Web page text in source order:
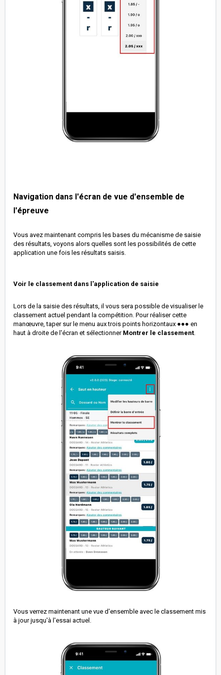
Navigation dans l'écran de vue d'ensemble de
l'épreuve
Vous avez maintenant compris les bases du mécanisme de saisie
des résultats, voyons alors quelles sont les possibilités de cette
application une fois les résultats saisis.
Voir le classement dans l'application de saisie
Lors de la saisie des résultats, il vous sera possible de visualiser le
classement actuel pendant la compétition. Pour réaliser cette
manœuvre, taper sur le menu aux trois points horizontaux ●●● en
haut à droite de l'écran et sélectionner Montrer le classement.
Vous verrez maintenant une vue d'ensemble avec le classement mis
à jour jusqu'à l'essai actuel.